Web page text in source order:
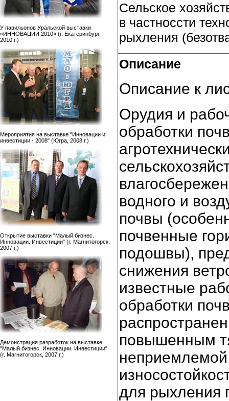
Сельское
в частноссти
рыхления
Описание
Описание к
Орудия и
обработки
водного и
почвы
почвенные
подошвы),
снижения
известные
обработки
повышенным
для рыхления
У павильонов Уральской выставки
«ИННОВАЦИИ 2010» (г. Екатеринбург,
2010 г.)
Мероприятия на выставке "Инновации и
инвестиции - 2008" (Югра, 2008 г.)
Открытие выставки "Малый бизнес.
Инновации. Инвестиции" (г. Магнитогорск,
2007 г.)
Демонстрация разработок на выставке
"Малый бизнес. Инновации. Инвестиции"
(г. Магнитогорск, 2007 г.)